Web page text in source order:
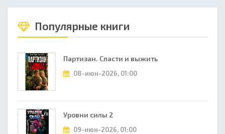
Популярные книги
Партизан. Спасти и выжить
08-июн-2026, 01:00
Уровни силы 2
09-июн-2026, 01:00